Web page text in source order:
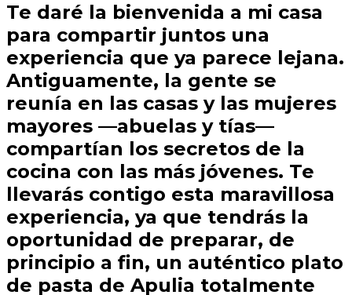
Te daré la bienvenida a mi casa
para compartir juntos una
experiencia que ya parece lejana.
Antiguamente, la gente se
reunía en las casas y las mujeres
mayores —abuelas y tías—
compartían los secretos de la
cocina con las más jóvenes. Te
llevarás contigo esta maravillosa
experiencia, ya que tendrás la
oportunidad de preparar, de
principio a fin, un auténtico plato
de pasta de Apulia totalmente